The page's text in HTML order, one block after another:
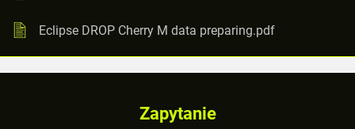
Eclipse DROP Cherry M data preparing.pdf
Zapytanie